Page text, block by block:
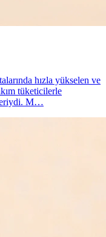
hızla yükselen ve
tüketicilerle
M…